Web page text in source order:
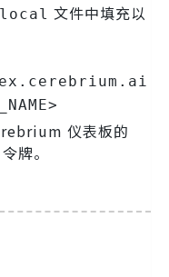
文件中填充以
仪表板的
牌。